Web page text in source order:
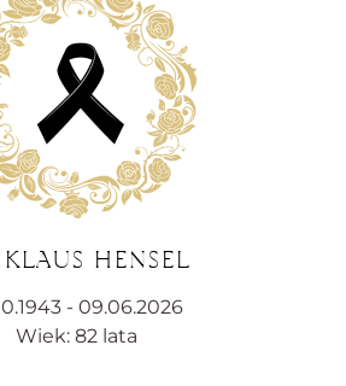
KLAUS HENSEL
- 09.06.2026
Wiek: 82 lata